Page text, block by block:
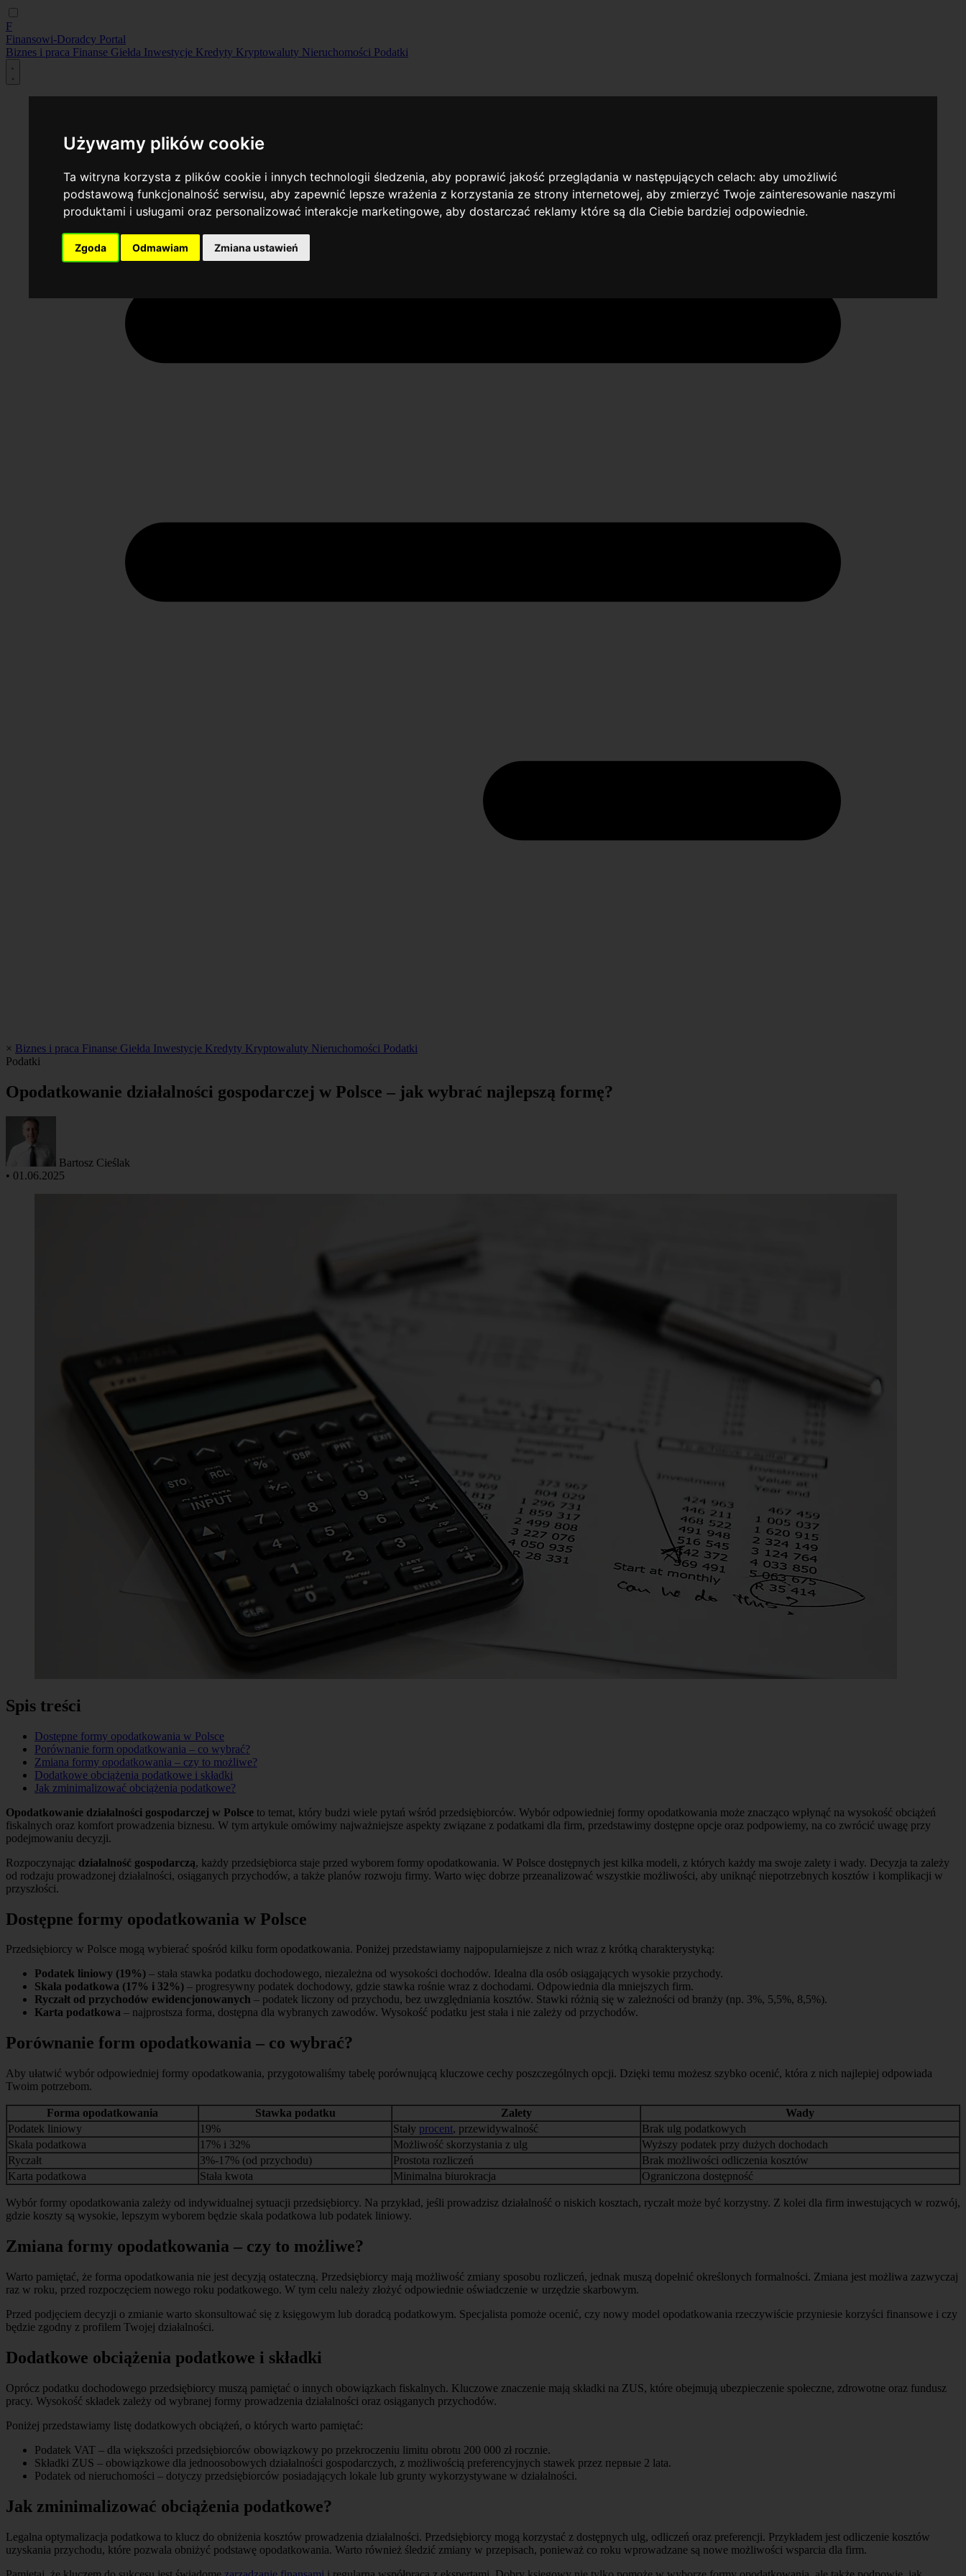
Używamy plików cookie
Ta witryna korzysta z plików cookie i innych technologii śledzenia, aby poprawić jakość przeglądania w następujących celach:aby umożliwić
podstawową funkcjonalność serwisu,aby zapewnić lepsze wrażenia z korzystania ze strony internetowej,aby zmierzyć Twoje zainteresowanie naszymi
produktami i usługami oraz personalizować interakcje marketingowe,aby dostarczać reklamy które są dla Ciebie bardziej odpowiednie.
Zgoda Odmawiam Zmiana ustawień
F
Finansowi-Doradcy Portal
Biznes i praca Finanse Giełda Inwestycje Kredyty Kryptowaluty Nieruchomości Podatki
× Biznes i praca Finanse Giełda Inwestycje Kredyty Kryptowaluty Nieruchomości Podatki
Podatki
Opodatkowanie działalności gospodarczej w Polsce – jak wybrać najlepszą formę?
Bartosz Cieślak
• 01.06.2025
Spis treści
Dostępne formy opodatkowania w Polsce
Porównanie form opodatkowania – co wybrać?
Zmiana formy opodatkowania – czy to możliwe?
Dodatkowe obciążenia podatkowe i składki
Jak zminimalizować obciążenia podatkowe?
Opodatkowanie działalności gospodarczej w Polsce to temat, który budzi wiele pytań wśród przedsiębiorców. Wybór odpowiedniej formy opodatkowania może znacząco wpłynąć na wysokość obciążeń
fiskalnych oraz komfort prowadzenia biznesu. W tym artykule omówimy najważniejsze aspekty związane z podatkami dla firm, przedstawimy dostępne opcje oraz podpowiemy, na co zwrócić uwagę przy
podejmowaniu decyzji.
Rozpoczynając działalność gospodarczą, każdy przedsiębiorca staje przed wyborem formy opodatkowania. W Polsce dostępnych jest kilka modeli, z których każdy ma swoje zalety i wady. Decyzja ta zależy
od rodzaju prowadzonej działalności, osiąganych przychodów, a także planów rozwoju firmy. Warto więc dobrze przeanalizować wszystkie możliwości, aby uniknąć niepotrzebnych kosztów i komplikacji w
przyszłości.
Dostępne formy opodatkowania w Polsce
Przedsiębiorcy w Polsce mogą wybierać spośród kilku form opodatkowania. Poniżej przedstawiamy najpopularniejsze z nich wraz z krótką charakterystyką:
Podatek liniowy (19%) – stała stawka podatku dochodowego, niezależna od wysokości dochodów. Idealna dla osób osiągających wysokie przychody.
Skala podatkowa (17% i 32%) – progresywny podatek dochodowy, gdzie stawka rośnie wraz z dochodami. Odpowiednia dla mniejszych firm.
Ryczałt od przychodów ewidencjonowanych – podatek liczony od przychodu, bez uwzględniania kosztów. Stawki różnią się w zależności od branży (np. 3%, 5,5%, 8,5%).
Karta podatkowa – najprostsza forma, dostępna dla wybranych zawodów. Wysokość podatku jest stała i nie zależy od przychodów.
Porównanie form opodatkowania – co wybrać?
Aby ułatwić wybór odpowiedniej formy opodatkowania, przygotowaliśmy tabelę porównującą kluczowe cechy poszczególnych opcji. Dzięki temu możesz szybko ocenić, która z nich najlepiej odpowiada
Twoim potrzebom.
Forma opodatkowania Stawka podatku Zalety
Wady
Podatek liniowy
19% Stały procent, przewidywalność
Brak ulg podatkowych
Skala podatkowa
17% i 32% Możliwość skorzystania z ulg
Wyższy podatek przy dużych dochodach
Ryczałt
3%-17% (od przychodu) Prostota rozliczeń
Brak możliwości odliczenia kosztów
Karta podatkowa
Stała kwota Minimalna biurokracja Ograniczona dostępność
Wybór formy opodatkowania zależy od indywidualnej sytuacji przedsiębiorcy. Na przykład, jeśli prowadzisz działalność o niskich kosztach, ryczałt może być korzystny. Z kolei dla firm inwestujących w rozwój,
gdzie koszty są wysokie, lepszym wyborem będzie skala podatkowa lub podatek liniowy.
Zmiana formy opodatkowania – czy to możliwe?
Warto pamiętać, że forma opodatkowania nie jest decyzją ostateczną. Przedsiębiorcy mają możliwość zmiany sposobu rozliczeń, jednak muszą dopełnić określonych formalności. Zmiana jest możliwa zazwyczaj
raz w roku, przed rozpoczęciem nowego roku podatkowego. W tym celu należy złożyć odpowiednie oświadczenie w urzędzie skarbowym.
Przed podjęciem decyzji o zmianie warto skonsultować się z księgowym lub doradcą podatkowym. Specjalista pomoże ocenić, czy nowy model opodatkowania rzeczywiście przyniesie korzyści finansowe i czy
będzie zgodny z profilem Twojej działalności.
Dodatkowe obciążenia podatkowe i składki
Oprócz podatku dochodowego przedsiębiorcy muszą pamiętać o innych obowiązkach fiskalnych. Kluczowe znaczenie mają składki na ZUS, które obejmują ubezpieczenie społeczne, zdrowotne oraz fundusz
pracy. Wysokość składek zależy od wybranej formy prowadzenia działalności oraz osiąganych przychodów.
Poniżej przedstawiamy listę dodatkowych obciążeń, o których warto pamiętać:
Podatek VAT – dla większości przedsiębiorców obowiązkowy po przekroczeniu limitu obrotu 200 000 zł rocznie.
Składki ZUS – obowiązkowe dla jednoosobowych działalności gospodarczych, z możliwością preferencyjnych stawek przez первые 2 lata.
Podatek od nieruchomości – dotyczy przedsiębiorców posiadających lokale lub grunty wykorzystywane w działalności.
Jak zminimalizować obciążenia podatkowe?
Legalna optymalizacja podatkowa to klucz do obniżenia kosztów prowadzenia działalności. Przedsiębiorcy mogą korzystać z dostępnych ulg, odliczeń oraz preferencji. Przykładem jest odliczenie kosztów
uzyskania przychodu, które pozwala obniżyć podstawę opodatkowania. Warto również śledzić zmiany w przepisach, ponieważ co roku wprowadzane są nowe możliwości wsparcia dla firm.